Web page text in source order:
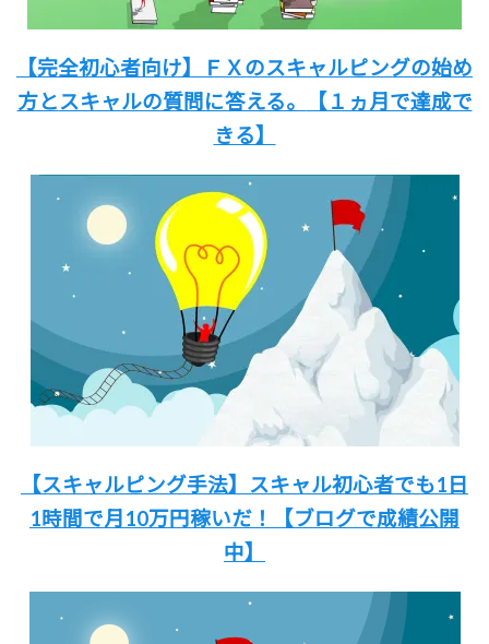
【完全初心者向け】
ＦＸのスキャルピングの始め
方とスキャルの質問に答える。
【１ヵ月で達成で
きる】
【スキャルピング手法】 スキャル初心者でも1日
1時間で月10万円稼いだ！
【ブログで成績公開
中】